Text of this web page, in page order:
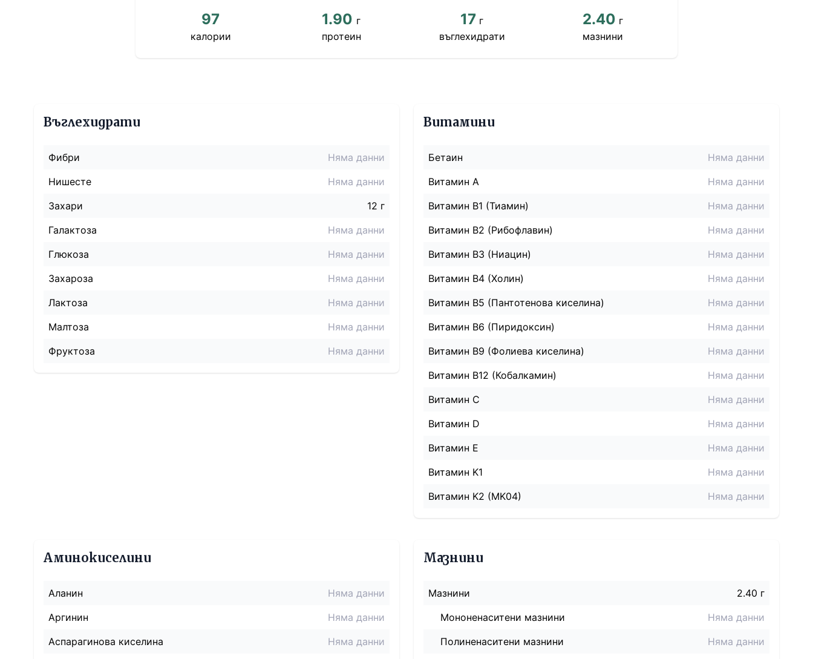
97
калории
1.90 г
протеин
17 г
въглехидрати
2.40 г
мазнини
Въглехидрати
Фибри
Няма данни
Нишесте
Няма данни
Захари
12 г
Галактоза
Няма данни
Глюкоза
Няма данни
Захароза
Няма данни
Лактоза
Няма данни
Малтоза
Няма данни
Фруктоза
Няма данни
Витамини
Бетаин
Няма данни
Витамин A
Няма данни
Витамин B1 (Тиамин)
Няма данни
Витамин B2 (Рибофлавин)
Няма данни
Витамин B3 (Ниацин)
Няма данни
Витамин B4 (Холин)
Няма данни
Витамин B5 (Пантотенова киселина)
Няма данни
Витамин B6 (Пиридоксин)
Няма данни
Витамин B9 (Фолиева киселина)
Няма данни
Витамин B12 (Кобалкамин)
Няма данни
Витамин C
Няма данни
Витамин D
Няма данни
Витамин E
Няма данни
Витамин K1
Няма данни
Витамин K2 (MK04)
Няма данни
Аминокиселини
Аланин
Няма данни
Аргинин
Няма данни
Аспарагинова киселина
Няма данни
Мазнини
Мазнини
2.40 г
Мононенаситени мазнини
Няма данни
Полиненаситени мазнини
Няма данни